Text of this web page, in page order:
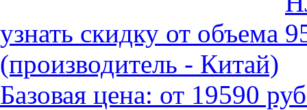
узнать скидку от объема
(производитель - Китай)
Базовая цена: от 19590